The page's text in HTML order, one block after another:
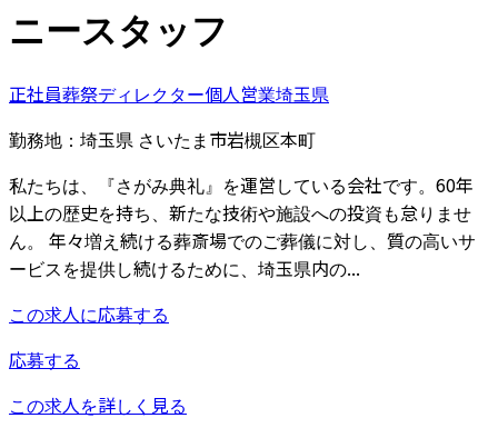
ニースタッフ
正社員葬祭ディレクター個人営業埼玉県
勤務地： 埼玉県 さいたま市岩槻区本町
私たちは、『さがみ典礼』を運営している会社です。60年
以上の歴史を持ち、新たな技術や施設への投資も怠りませ
ん。 年々増え続ける葬斎場でのご葬儀に対し、質の高いサ
ービスを提供し続けるために、埼玉県内の...
この求人に応募する
応募する
この求人を詳しく見る